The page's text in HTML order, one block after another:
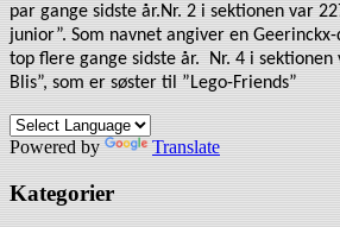
par gange sidste år.Nr. 2 i sektionen var
junior”. Som navnet angiver en
top flere gange sidste år.
Nr. 4 i
Blis”, som er søster til ”Lego-Friends”
Powered by Translate
Kategorier